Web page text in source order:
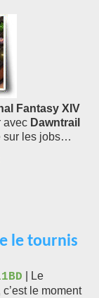
Fantasy XIV
avec Dawntrail
sur les jobs…
le tournis
| Le
le moment